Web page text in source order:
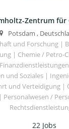
Zentrum für
Potsdam ,
und Forschung |
| Chemie / Petro-
und Soziales |
und Verteidigung |
Personalwesen /
22 Jobs